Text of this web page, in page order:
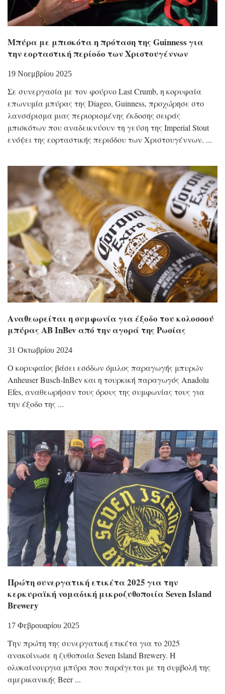
Μπύρα με μπισκότα η πρόταση της Guinness για
την εορταστική περίοδο των Χριστουγέννων
19 Νοεμβρίου 2025
Σε συνεργασία με τον φούρνο Last Crumb, η κορυφαία
επωνυμία μπύρας της Diageo, Guinness, προχώρησε στο
λανσάρισμα μιας περιορισμένης έκδοσης σειράς
μπισκότων που αναδεικνύουν τη γεύση της Imperial Stout
ενόψει της εορταστικής περιόδου των Χριστουγέννων.
Αναθεωρείται η συμφωνία για έξοδο του κολοσσού
μπύρας AB InBev από την αγορά της Ρωσίας
31 Οκτωβρίου 2024
Ο κορυφαίος βάσει εσόδων όμιλος παραγωγής μπυρών
Anheuser Busch-InBev και η τουρκική παραγωγός Anadolu
Efes, αναθεωρήσαν τους όρους της συμφωνίας τους για
την έξοδο της
Πρώτη συνεργατική ετικέτα 2025 για την
κερκυραϊκή νομαδική μικροζυθοποιία Seven Island
Brewery
17 Φεβρουαρίου 2025
Την πρώτη της συνεργατική ετικέτα για το 2025
ανακοίνωσε η ζυθοποιία Seven Island Brewery. Η
ολοκαίνουργια μπύρα που παράγεται με τη συμβολή της
αμερικανικής Beer